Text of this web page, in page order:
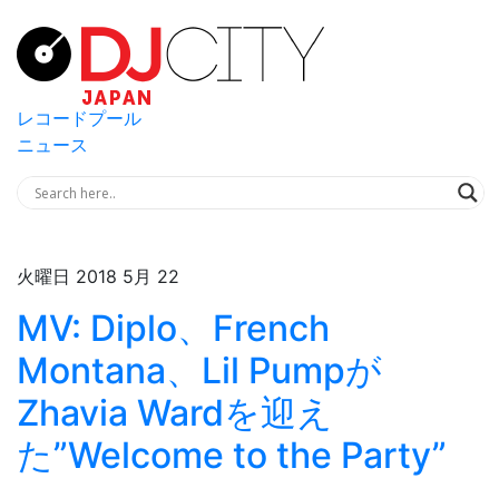
レコードプール
ニュース
火曜日 2018 5月 22
MV: Diplo、French
Montana、Lil Pumpが
Zhavia Wardを迎え
た”Welcome to the Party”